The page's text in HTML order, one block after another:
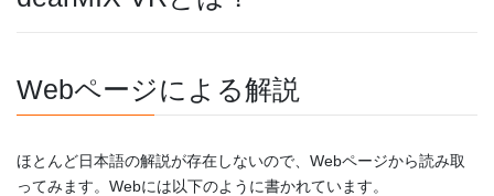
Webページによる解説
ほとんど日本語の解説が存在しないので、Webページから読み取
ってみます。Webには以下のように書かれています。